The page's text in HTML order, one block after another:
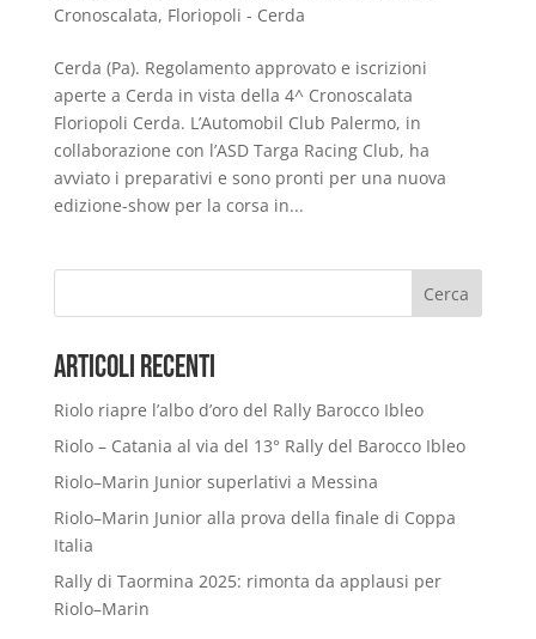
Cronoscalata, Floriopoli - Cerda
Cerda (Pa). Regolamento approvato e iscrizioni
aperte a Cerda in vista della 4^ Cronoscalata
Floriopoli Cerda. L’Automobil Club Palermo, in
collaborazione con l’ASD Targa Racing Club, ha
avviato i preparativi e sono pronti per una nuova
edizione-show per la corsa in...
Cerca
Articoli Recenti
Riolo riapre l’albo d’oro del Rally Barocco Ibleo
Riolo – Catania al via del 13° Rally del Barocco Ibleo
Riolo–Marin Junior superlativi a Messina
Riolo–Marin Junior alla prova della finale di Coppa
Italia
Rally di Taormina 2025: rimonta da applausi per
Riolo–Marin